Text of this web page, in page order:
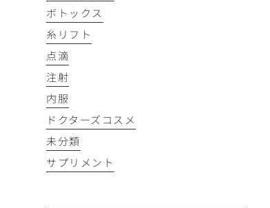
ボトックス
糸リフト
点滴
注射
内服
ドクターズコスメ
未分類
サプリメント